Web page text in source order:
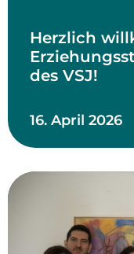
Herzlich
des VSJ!
16. April 2026